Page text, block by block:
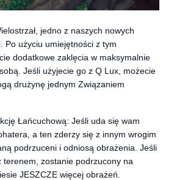
jedno z naszych nowych
Po użyciu umiejętności z tym
dodatkowe zaklęcia w maksymalnie
Jeśli użyjecie go z Q Lux, możecie
drużynę jednym Związaniem
Łańcuchową: Jeśli uda się wam
a ten zderzy się z innym wrogim
podrzuceni i odniosą obrażenia. Jeśli
terenem, zostanie podrzucony na
JESZCZE więcej obrażeń.